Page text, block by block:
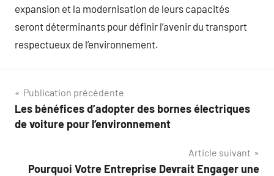
expansion et la modernisation de leurs capacités
seront déterminants pour définir l’avenir du transport
respectueux de l’environnement.
Navigation
de
Publication précédente
Les bénéfices d’adopter des bornes électriques
de voiture pour l’environnement
Article suivant
Pourquoi Votre Entreprise Devrait Engager une